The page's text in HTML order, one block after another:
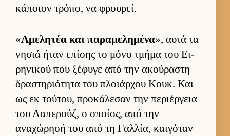
κάποιον τρόπο, να φρου­ρεί.
«Αμελητέα και παραμελημένα», αυτά τα
νησιά ήταν επίσης το μόνο τμήμα του Ει­
ρηνικού που ξέφυγε από την ακού­ραστη
δραστηριότητα του πλοιάρ­χου Κουκ. Και
ως εκ τού­του, προκάλεσαν την περιέρ­γεια
του Λαπερούζ, ο οποί­ος, από την
αναχώρησή του από τη Γαλ­λία, και­γόταν